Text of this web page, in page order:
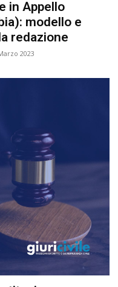
in Appello
modello e
redazione
2023